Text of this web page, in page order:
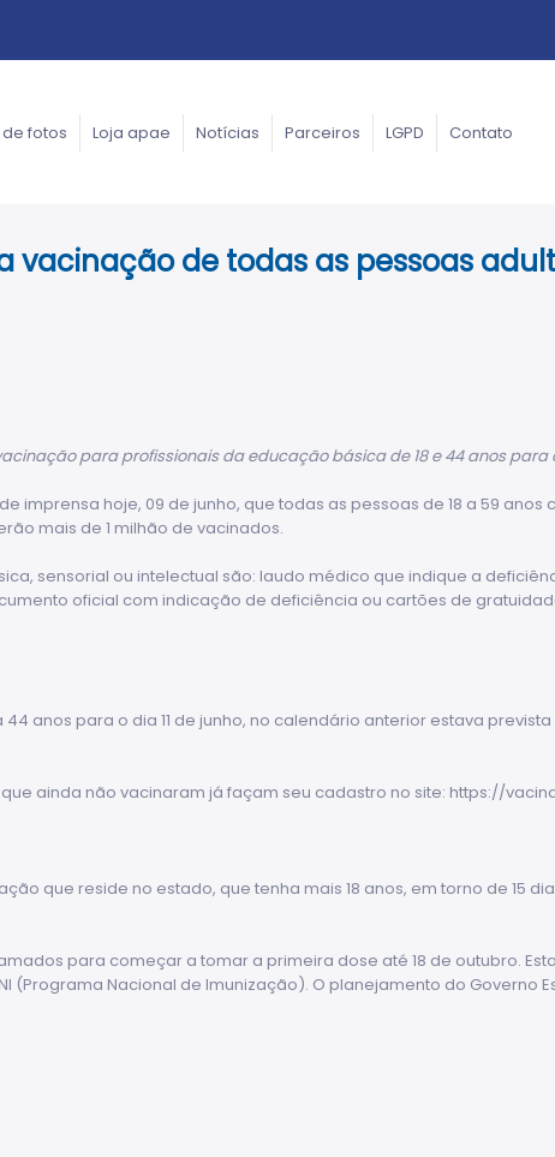
fotos Loja apae Notícias Parceiros LGPD Contato
vacinação de todas as pessoas
para profissionais da educação básica de 18 e 44 anos para o
imprensa hoje, 09 de junho, que todas as pessoas de 18 a 59
mais de 1 milhão de vacinados.
sensorial ou intelectual são: laudo médico que indique a
oficial com indicação de deficiência ou cartões de
anos para o dia 11 de junho, no calendário anterior estava
ainda não vacinaram já façam seu cadastro no site: https://
que reside no estado, que tenha mais 18 anos, em torno de 15
para começar a tomar a primeira dose até 18 de outubro.
Nacional de Imunização). O planejamento do Governo